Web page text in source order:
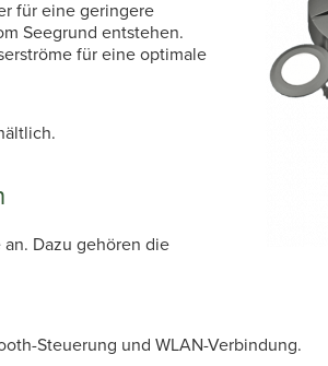
für eine geringere
Seegrund entstehen.
für eine optimale
Dazu gehören die
Steuerung und WLAN-Verbindung.